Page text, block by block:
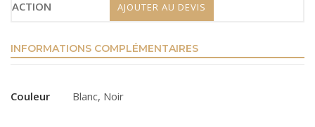
AJOUTER AU DEVIS
INFORMATIONS COMPLÉMENTAIRES
Couleur Blanc, Noir